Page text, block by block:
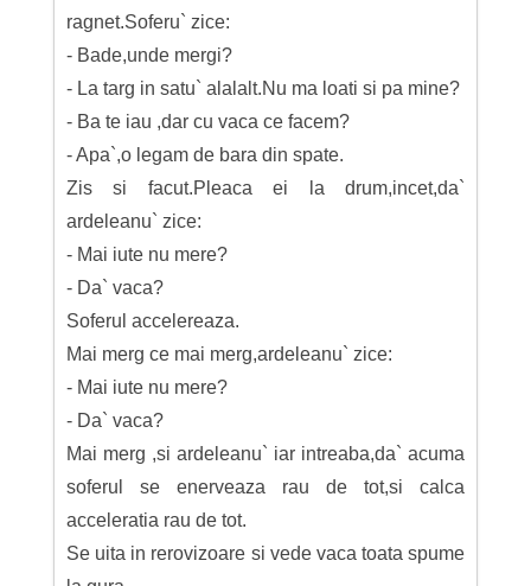
ragnet.Soferu` zice:
- Bade,unde mergi?
- La targ in satu` alalalt.Nu ma loati si pa mine?
- Ba te iau ,dar cu vaca ce facem?
- Apa`,o legam de bara din spate.
Zis si facut.Pleaca ei la drum,incet,da`
ardeleanu` zice:
- Mai iute nu mere?
- Da` vaca?
Soferul accelereaza.
Mai merg ce mai merg,ardeleanu` zice:
- Mai iute nu mere?
- Da` vaca?
Mai merg ,si ardeleanu` iar intreaba,da` acuma
soferul se enerveaza rau de tot,si calca
acceleratia rau de tot.
Se uita in rerovizoare si vede vaca toata spume